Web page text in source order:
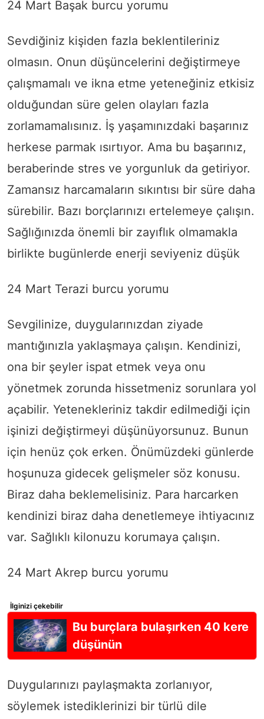
24 Mart Başak burcu yorumu
Sevdiğiniz kişiden fazla beklentileriniz
olmasın. Onun düşüncelerini değiştirmeye
çalışmamalı ve ikna etme yeteneğiniz etkisiz
olduğundan süre gelen olayları fazla
zorlamamalısınız. İş yaşamınızdaki başarınız
herkese parmak ısırtıyor. Ama bu başarınız,
beraberinde stres ve yorgunluk da getiriyor.
Zamansız harcamaların sıkıntısı bir süre daha
sürebilir. Bazı borçlarınızı ertelemeye çalışın.
Sağlığınızda önemli bir zayıflık olmamakla
birlikte bugünlerde enerji seviyeniz düşük
24 Mart Terazi burcu yorumu
Sevgilinize, duygularınızdan ziyade
mantığınızla yaklaşmaya çalışın. Kendinizi,
ona bir şeyler ispat etmek veya onu
yönetmek zorunda hissetmeniz sorunlara yol
açabilir. Yetenekleriniz takdir edilmediği için
işinizi değiştirmeyi düşünüyorsunuz. Bunun
için henüz çok erken. Önümüzdeki günlerde
hoşunuza gidecek gelişmeler söz konusu.
Biraz daha beklemelisiniz. Para harcarken
kendinizi biraz daha denetlemeye ihtiyacınız
var. Sağlıklı kilonuzu korumaya çalışın.
24 Mart Akrep burcu yorumu
İlginizi çekebilir
Bu burçlara bulaşırken 40 kere
düşünün
Duygularınızı paylaşmakta zorlanıyor,
söylemek istediklerinizi bir türlü dile